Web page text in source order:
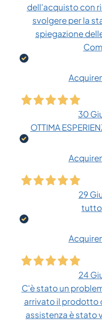
dell'acquisto con
svolgere per la
spiegazione
30
OTTIMA
29
tutto
24
C'è stato un
arrivato il prodotto
assistenza è stato